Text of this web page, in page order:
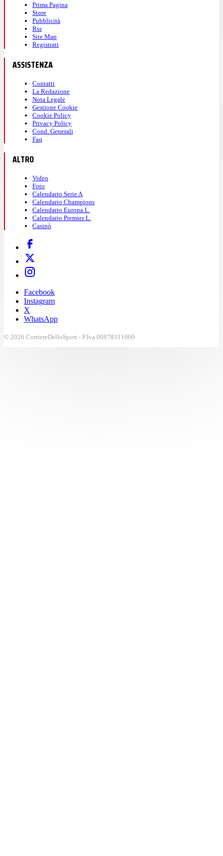
Prima Pagina
Store
Pubblicità
Rss
Site Map
Registrati
ASSISTENZA
Contatti
La Redazione
Nota Legale
Gestione Cookie
Cookie Policy
Privacy Policy
Cond. Generali
Faq
ALTRO
Video
Foto
Calendario Serie A
Calendario Champions
Calendario Europa L.
Calendario Premier L.
Casinò
Facebook
Instagram
X
WhatsApp
© 2026 CorriereDelloSport - P.Iva 00878311000